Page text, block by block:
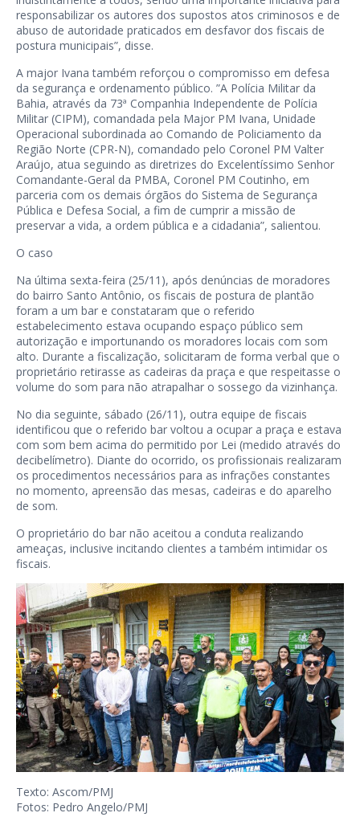
responsabilizar os autores dos supostos atos criminosos e de
abuso de autoridade praticados em desfavor dos fiscais de
postura municipais”, disse.
A major Ivana também reforçou o compromisso em defesa
da segurança e ordenamento público. ”A Polícia Militar da
Bahia, através da 73ª Companhia Independente de Polícia
Militar (CIPM), comandada pela Major PM Ivana, Unidade
Operacional subordinada ao Comando de Policiamento da
Região Norte (CPR-N), comandado pelo Coronel PM Valter
Araújo, atua seguindo as diretrizes do Excelentíssimo Senhor
Comandante-Geral da PMBA, Coronel PM Coutinho, em
parceria com os demais órgãos do Sistema de Segurança
Pública e Defesa Social, a fim de cumprir a missão de
preservar a vida, a ordem pública e a cidadania”, salientou.
O caso
Na última sexta-feira (25/11), após denúncias de moradores
do bairro Santo Antônio, os fiscais de postura de plantão
foram a um bar e constataram que o referido
estabelecimento estava ocupando espaço público sem
autorização e importunando os moradores locais com som
alto. Durante a fiscalização, solicitaram de forma verbal que o
proprietário retirasse as cadeiras da praça e que respeitasse o
volume do som para não atrapalhar o sossego da vizinhança.
No dia seguinte, sábado (26/11), outra equipe de fiscais
identificou que o referido bar voltou a ocupar a praça e estava
com som bem acima do permitido por Lei (medido através do
decibelímetro). Diante do ocorrido, os profissionais realizaram
os procedimentos necessários para as infrações constantes
no momento, apreensão das mesas, cadeiras e do aparelho
de som.
O proprietário do bar não aceitou a conduta realizando
ameaças, inclusive incitando clientes a também intimidar os
fiscais.
Texto: Ascom/PMJ
Fotos: Pedro Angelo/PMJ